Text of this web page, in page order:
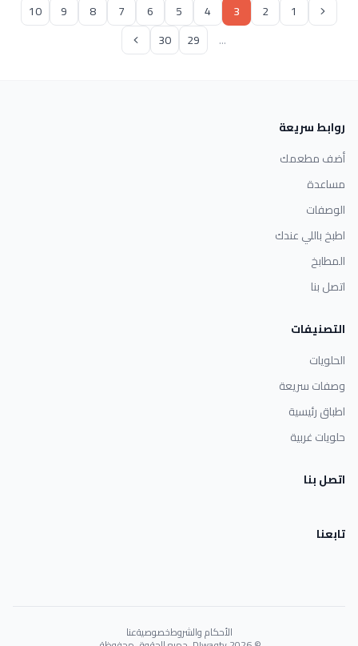
1
2
3
4
5
6
7
8
9
10
...
29
30
روابط سريعة
أضف مطعمك
مساعدة
الوصفات
اطبخ باللي عندك
المطابخ
اتصل بنا
التصنيفات
الحلويات
وصفات سريعة
اطباق رئيسية
حلويات غربية
اتصل بنا
تابعنا
الأحكام والشروطخصوصيةعنا